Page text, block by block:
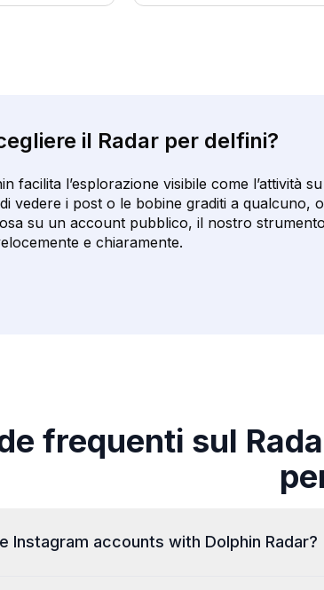
il Radar per delfini?
facilita l’esplorazione visibile come l’attività
vedere i post o le bobine graditi a qualcuno,
su un account pubblico, il nostro
e chiaramente.
frequenti sul
Instagram accounts with Dolphin Radar?